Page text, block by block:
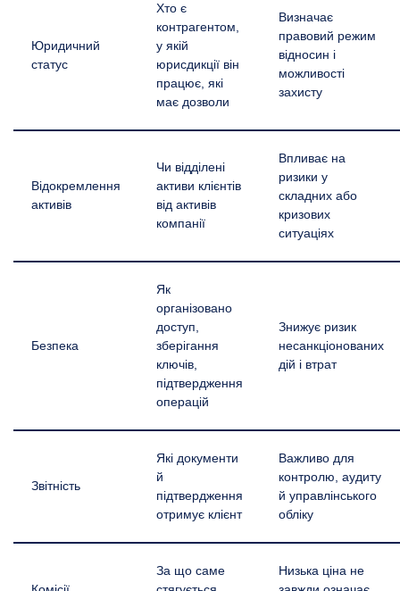
Юридичний
статус
Хто є
контрагентом,
у якій
юрисдикції він
працює, які
має дозволи
Визначає
правовий режим
відносин і
можливості
захисту
Відокремлення
активів
Чи відділені
активи клієнтів
від активів
компанії
Впливає на
ризики у
складних або
кризових
ситуаціях
Безпека
Як
організовано
доступ,
зберігання
ключів,
підтвердження
операцій
Знижує ризик
несанкціонованих
дій і втрат
Звітність
Які документи
й
підтвердження
отримує клієнт
Важливо для
контролю, аудиту
й управлінського
обліку
За що саме
Низька ціна не